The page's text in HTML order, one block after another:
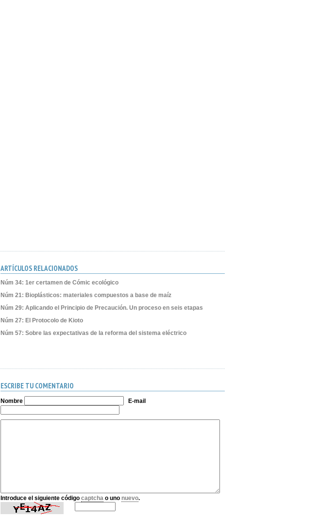
ARTÍCULOS RELACIONADOS
Núm 34: 1er certamen de Cómic ecológico
Núm 21: Bioplásticos: materiales compuestos a base de maíz
Núm 29: Aplicando el Principio de Precaución. Un proceso en seis etapas
Núm 27: El Protocolo de Kioto
Núm 57: Sobre las expectativas de la reforma del sistema eléctrico
ESCRIBE TU COMENTARIO
Nombre E-mail
Introduce el siguiente código captchao uno nuevo.